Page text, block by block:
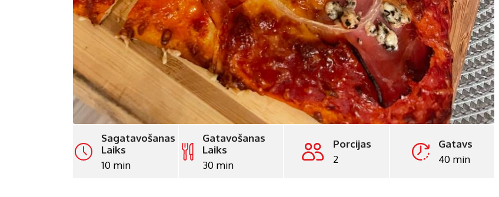
Sagatavošanas
Laiks
10 min
Gatavošanas
Laiks
30 min
Porcijas
2
Gatavs
40 min